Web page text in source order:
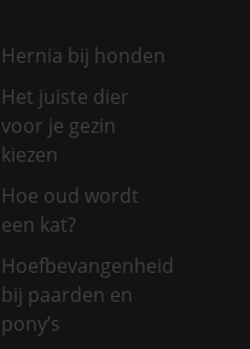
Hernia bij honden
Het juiste dier
voor je gezin
kiezen
Hoe oud wordt
een kat?
Hoefbevangenheid
bij paarden en
pony’s